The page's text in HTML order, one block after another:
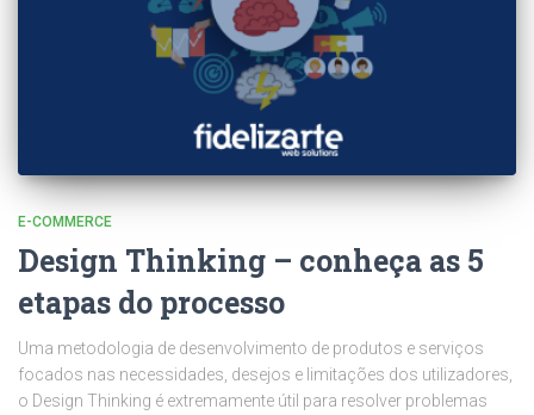
E-COMMERCE
Design Thinking – conheça as 5
etapas do processo
Uma metodologia de desenvolvimento de produtos e serviços
focados nas necessidades, desejos e limitações dos utilizadores,
o Design Thinking é extremamente útil para resolver problemas